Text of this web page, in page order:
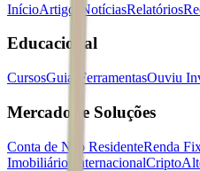
InícioArtigos NotíciasRelatórios
Educacional
CursosGuias FerramentasOuviu
Mercados e Soluções
Conta de Não ResidenteRenda
Imobiliários
InternacionalCripto